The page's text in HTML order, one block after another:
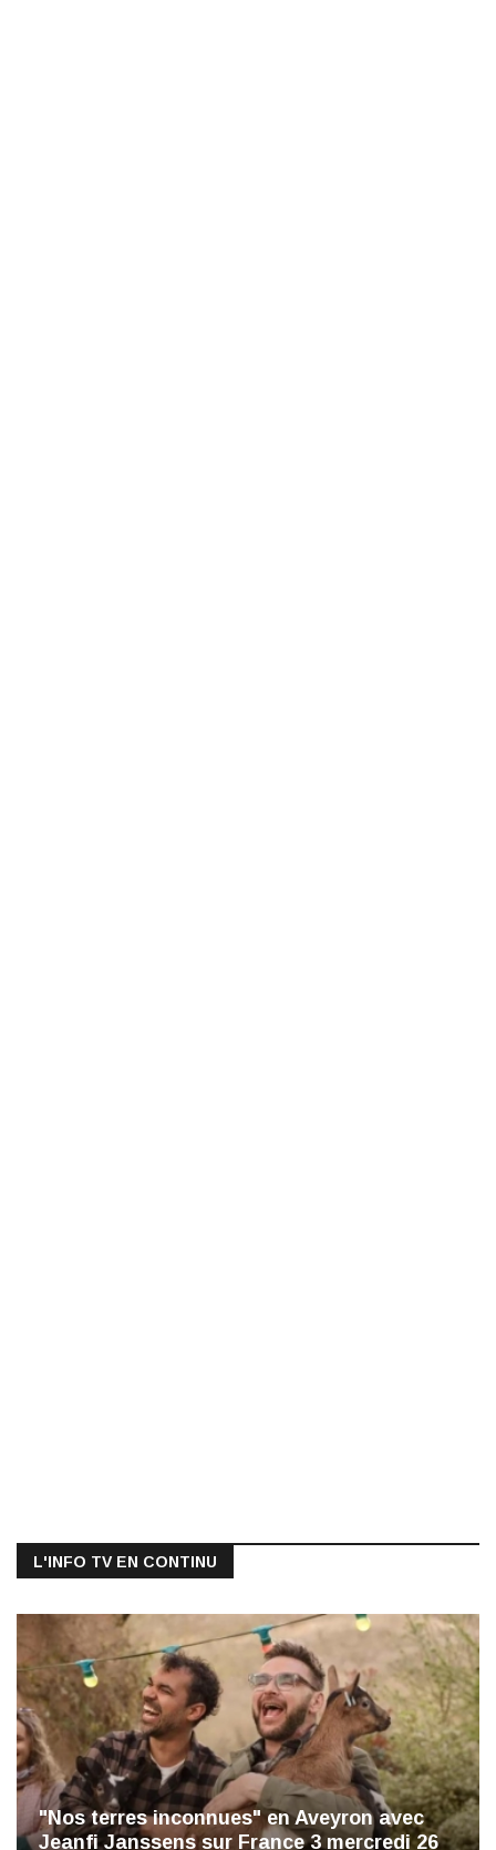
L'INFO TV EN CONTINU
"Nos terres inconnues" en Aveyron avec
Jeanfi Janssens sur France 3 mercredi 26